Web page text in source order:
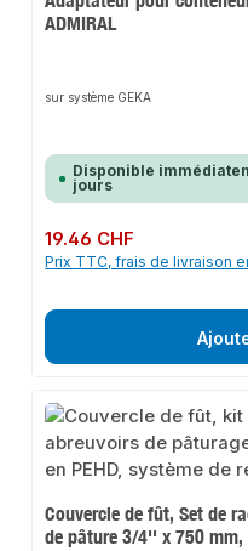
ADMIRAL
sur système GEKA
Disponible
jours
Prix régulier :
19.46 CHF
Prix TTC, frais de livraison
Couvercle de fût, Set de
de pâture 3/4'' x 750 mm,